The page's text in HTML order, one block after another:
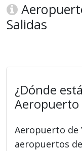
Salidas
¿Dónde
Aeropuerto
Aeropuerto de
aeropuertos de